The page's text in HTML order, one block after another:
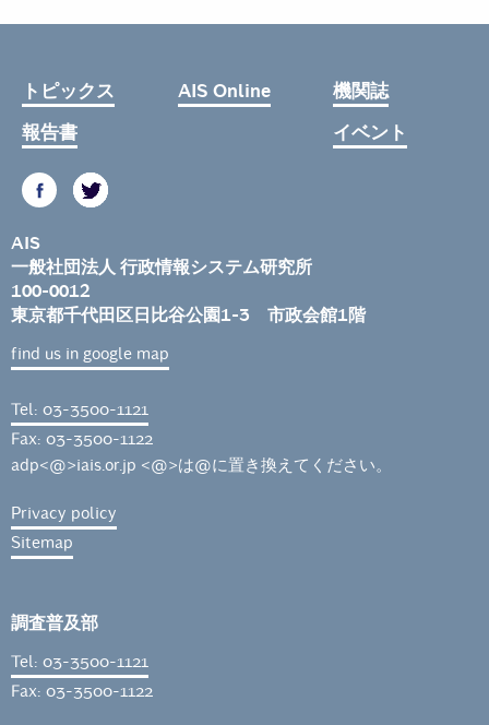
トピックス AIS Online
機関誌
報告書
イベント
AIS
一般社団法人 行政情報システム研究所
100-0012
東京都千代田区日比谷公園1-3 市政会館1階
find us in google map
Tel: 03-3500-1121
Fax: 03-3500-1122
adp<@>iais.or.jp <@>は@に置き換えてください。
Privacy policy
Sitemap
調査普及部
Tel: 03-3500-1121
Fax: 03-3500-1122